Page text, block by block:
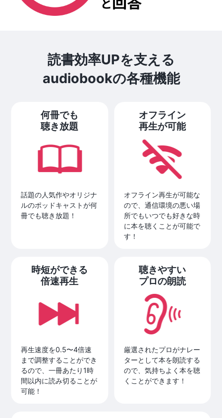
読書効率UPを支える
audiobookの各種機能
何冊でも
聴き放題
話題の人気作やオリジナ
ルのポッドキャストが何
冊でも聴き放題！
オフライン
再生が可能
オフライン再生が可能な
ので、通信環境の悪い場
所でもいつでも好きな時
に本を聴くことが可能で
す！
時短ができる
倍速再生
再生速度を0.5〜4倍速
まで調整することができ
るので、一冊あたり1時
間以内に読み切ることが
可能！
聴きやすい
プロの朗読
厳選されたプロがナレー
ターとして本を朗読する
ので、気持ちよく本を聴
くことができます！